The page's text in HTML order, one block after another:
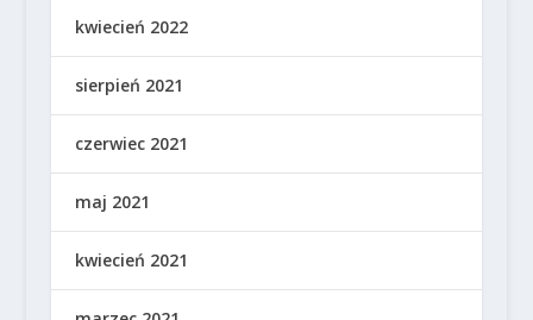
kwiecień 2022
sierpień 2021
czerwiec 2021
maj 2021
kwiecień 2021